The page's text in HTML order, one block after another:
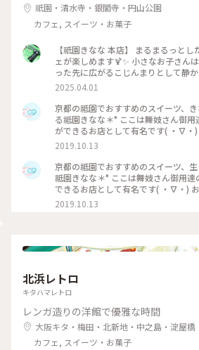
祇園・清水寺・銀閣寺・円山公園
カフェ, スイーツ・お菓子
【祇園きなな 本店】 まるまるっと
ェが楽しめます🍹✨ 小さなお子さん
った先に広がるこじんまりとして静
パフェはきなこや抹茶、黒ゴマなど
ラミスの入ったイタリアン風、ベリ
アイスの食べ比べやふわふわのかき
ッシュのようなフードメニューもあ
名探偵コナンで取り上げられました✨ #京都グルメ #京都 #祇
園 #本店 #人気店 #聖地巡礼 #パフェ
2025.04.01
京都の祗園でおすすめのスイーツ、
る祗園きなな＊° ここは舞妓さん御
ができるお店として有名です( ・∇・
黒豆を使用したきなこの生アイス『
ほうじ茶付)なんと添加物、保存料、
濃厚なのに甘すぎず、口どけが最高
京都にきたらまた立ち寄りたいお店の
都#おすすめ#スイーツ#アイス#秋の
2019.10.13
京都の祗園でおすすめのスイーツ、
祗園きなな＊° ここは舞妓さん御用
できるお店として有名です( ・∇・)
丹波黒豆を使用したきなこの生アイ
(600円ほうじ茶付)なんと添加物、保
♡ #京都#おすすめ#スイーツ#アイス#秋の味覚ゴーラー隊#き
2019.10.13
北浜レトロ
キタハマレトロ
レンガ造りの洋館で優雅な時間
大阪キタ・梅田・北新地・中之島・淀屋橋
カフェ, スイーツ・お菓子